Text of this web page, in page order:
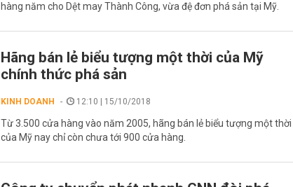
hàng năm cho Dệt may Thành Công, vừa đệ đơn phá sản tại Mỹ.
Hãng bán lẻ biểu tượng một thời của Mỹ
chính thức phá sản
KINH DOANH 12:10 | 15/10/2018
Từ 3.500 cửa hàng vào năm 2005, hãng bán lẻ biểu tượng một thời
của Mỹ nay chỉ còn chưa tới 900 cửa hàng.